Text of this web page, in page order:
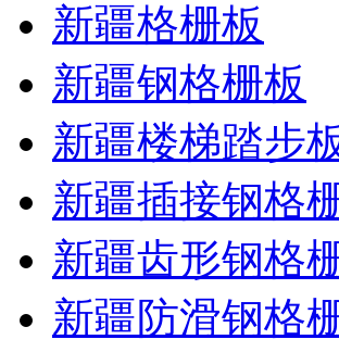
新疆格栅板
新疆钢格栅板
新疆楼梯踏步
新疆插接钢格
新疆齿形钢格
新疆防滑钢格